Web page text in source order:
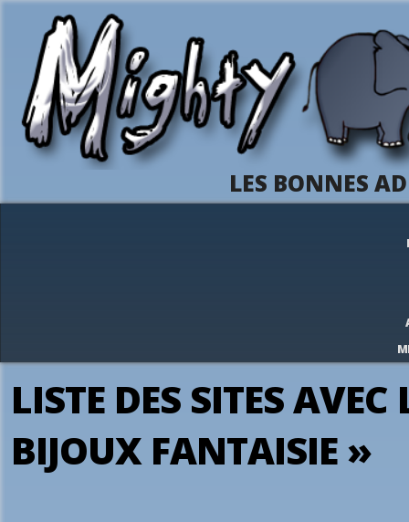
LES BONNES
LISTE DES SITES
BIJOUX FANTAISIE »